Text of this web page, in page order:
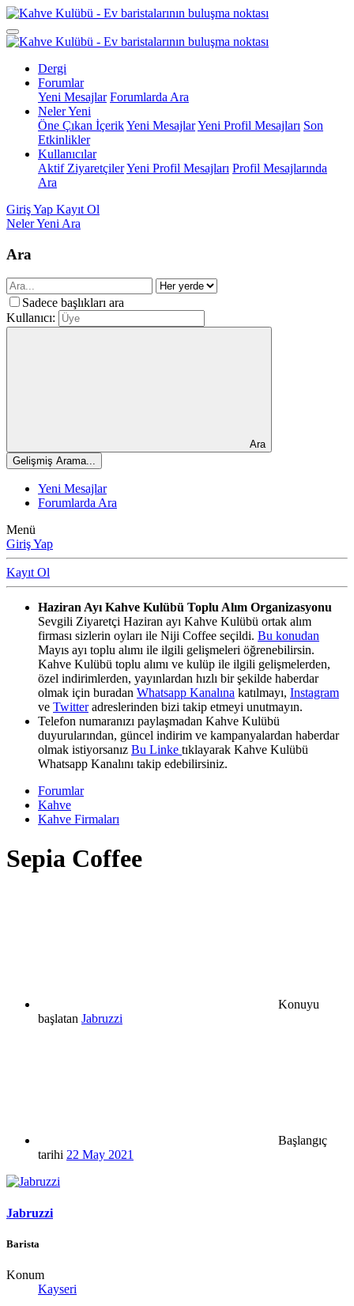
Dergi
Forumlar
Yeni Mesajlar Forumlarda Ara
Neler Yeni
Öne Çıkan İçerikYeni MesajlarYeni Profil Mesajları Son
Etkinlikler
Kullanıcılar
Aktif ZiyaretçilerYeni Profil Mesajları Profil Mesajlarında
Ara
Giriş Yap Kayıt Ol
Neler Yeni Ara
Ara
Sadece başlıkları ara
Kullanıcı:
Ara
Gelişmiş Arama...
Yeni Mesajlar
Forumlarda Ara
Menü
Giriş Yap
Kayıt Ol
Haziran Ayı Kahve Kulübü Toplu Alım Organizasyonu
Sevgili Ziyaretçi Haziran ayı Kahve Kulübü ortak alım
firması sizlerin oyları ile Niji Coffee seçildi. Bu konudan
Mayıs ayı toplu alımı ile ilgili gelişmeleri öğrenebilirsin.
Kahve Kulübü toplu alımı ve kulüp ile ilgili gelişmelerden,
özel indirimlerden, yayınlardan hızlı bir şekilde haberdar
olmak için buradan Whatsapp Kanalına katılmayı, Instagram
ve Twitteradreslerinden bizi takip etmeyi unutmayın.
Telefon numaranızı paylaşmadan Kahve Kulübü
duyurularından, güncel indirim ve kampanyalardan haberdar
olmak istiyorsanız Bu Linke tıklayarak Kahve Kulübü
Whatsapp Kanalını takip edebilirsiniz.
Forumlar
Kahve
Kahve Firmaları
Sepia Coffee
Konuyu
başlatan Jabruzzi
Başlangıç
tarihi 22 May 2021
Jabruzzi
Barista
Konum
Kayseri